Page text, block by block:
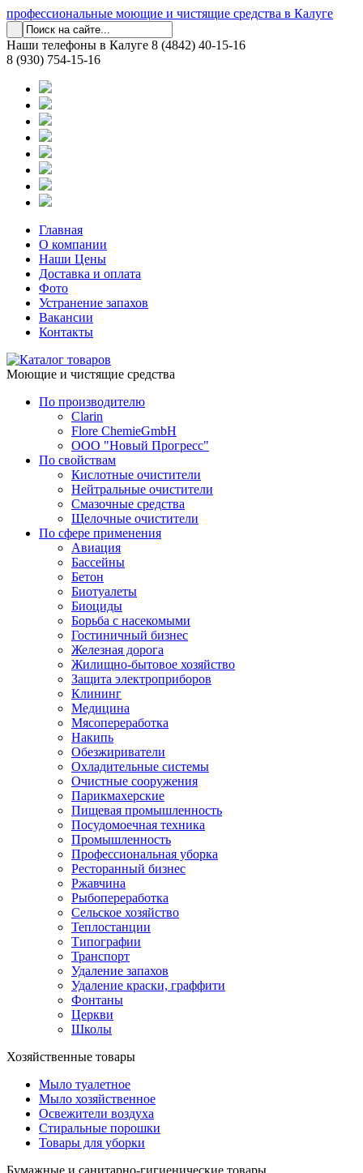
профессиональные моющие и чистящие средства в Калуге
Наши телефоны в Калуге 8 (4842) 40-15-16
8 (930) 754-15-16
Главная
О компании
Наши Цены
Доставка и оплата
Фото
Устранение запахов
Вакансии
Контакты
Моющие и чистящие средства
По производителю
Clarin
Flore ChemieGmbH
ООО "Новый Прогресс"
По свойствам
Кислотные очистители
Нейтральные очистители
Смазочные средства
Щелочные очистители
По сфере применения
Авиация
Бассейны
Бетон
Биотуалеты
Биоциды
Борьба с насекомыми
Гостиничный бизнес
Железная дорога
Жилищно-бытовое хозяйство
Защита электроприборов
Клининг
Медицина
Мясопереработка
Накипь
Обезжириватели
Охладительные системы
Очистные сооружения
Парикмахерские
Пищевая промышленность
Посудомоечная техника
Промышленность
Профессиональная уборка
Ресторанный бизнес
Ржавчина
Рыбопереработка
Сельское хозяйство
Теплостанции
Типографии
Транспорт
Удаление запахов
Удаление краски, граффити
Фонтаны
Церкви
Школы
Хозяйственные товары
Мыло туалетное
Мыло хозяйственное
Освежители воздуха
Стиральные порошки
Товары для уборки
Бумажные и санитарно-гигиенические товары